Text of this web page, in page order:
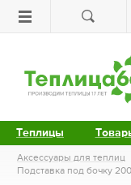
Теплицы
Аксессуары для теплиц
Подставка под бочку